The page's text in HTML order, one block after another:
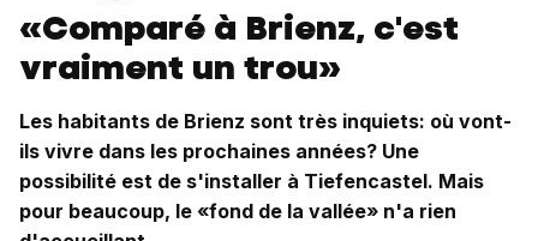
«Comparé à Brienz, c'est
vraiment un trou»
Les habitants de Brienz sont très inquiets: où vont-
ils vivre dans les prochaines années? Une
possibilité est de s'installer à Tiefencastel. Mais
pour beaucoup, le «fond de la vallée» n'a rien